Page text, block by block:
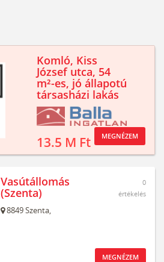
Komló, Kiss
József utca, 54
m²-es, jó állapotú
társasházi lakás
13.5 M Ft MEGNÉZEM
Vasútállomás
(Szenta)
8849Szenta,
0
értékelés
MEGNÉZEM